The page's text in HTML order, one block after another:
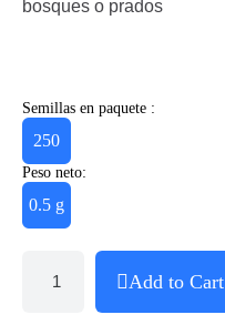
bosques o prados
Semillas en paquete :
250
Peso neto:
0.5 g
Add to Cart